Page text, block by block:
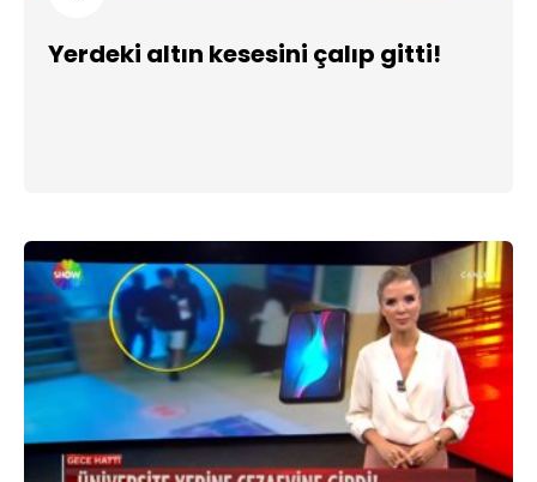
Yerdeki altın kesesini çalıp gitti!